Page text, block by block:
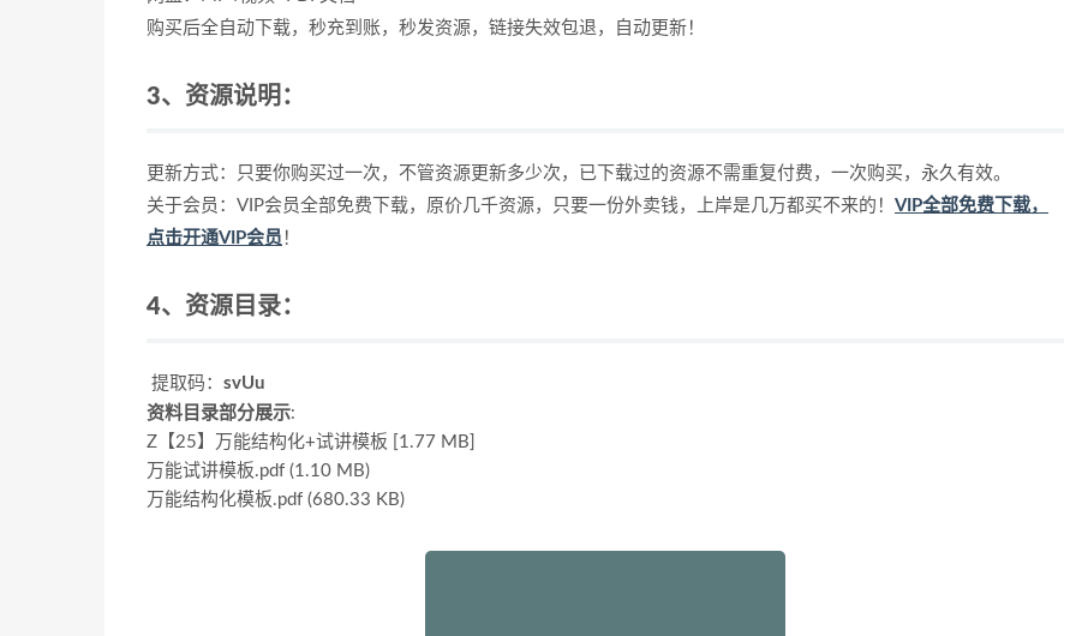
购买后全自动下载，秒充到账，秒发资源，链接失效包退，自动更新！
3、资源说明：
更新方式：只要你购买过一次，不管资源更新多少次，已下载过的资源不需重复付费，一次购买，永久有效。
关于会员：VIP会员全部免费下载，原价几千资源，只要一份外卖钱，上岸是几万都买不来的！ VIP全部免费下载，
点击开通VIP会员 ！
4、资源目录：
提取码： svUu
资料目录部分展示:
Z【25】万能结构化+试讲模板 [1.77 MB]
万能试讲模板.pdf (1.10 MB)
万能结构化模板.pdf (680.33 KB)